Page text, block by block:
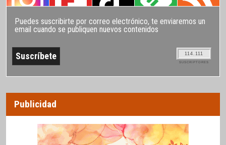
Puedes suscribirte por correo electrónico, te enviaremos un
email cuando se publiquen nuevos contenidos
114.111
SUSCRIPTORES
Publicidad